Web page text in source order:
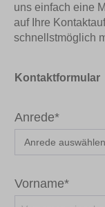
uns einfach eine
auf Ihre
schnellstmöglich
Kontaktformular
Anrede*
Vorname*